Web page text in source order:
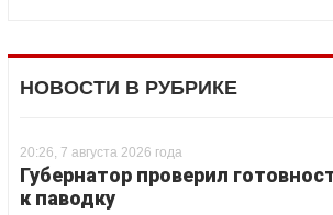
НОВОСТИ В РУБРИКЕ
20:26, 7 августа 2026 года
Губернатор проверил
к паводку